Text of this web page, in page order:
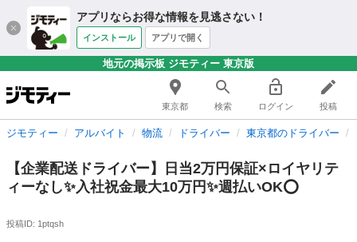
アプリならお得な情報を見逃さない！
インストール アプリで開く
地元の掲示板 ジモティー 東京版
東京都 検索 ログイン 投稿
ジモティー アルバイト 物流 ドライバー 東京都のドライバー
【企業配送ドライバー】日当2万円保証×ロイヤリテ
ィーなし✨入社祝金最大10万円✨週払いOK⭕️
投稿ID: 1ptqsh